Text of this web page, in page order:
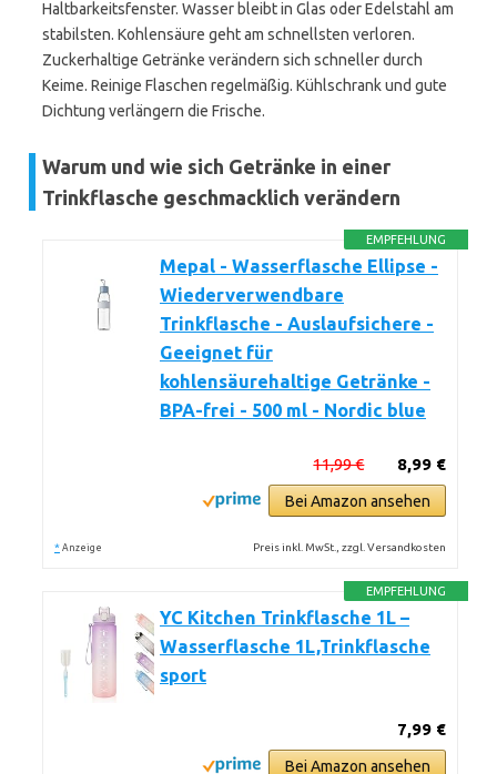
Haltbarkeitsfenster. Wasser bleibt in Glas oder Edelstahl am
stabilsten. Kohlensäure geht am schnellsten verloren.
Zuckerhaltige Getränke verändern sich schneller durch
Keime. Reinige Flaschen regelmäßig. Kühlschrank und gute
Dichtung verlängern die Frische.
Warum und wie sich Getränke in einer
Trinkflasche geschmacklich verändern
EMPFEHLUNG
Mepal - Wasserflasche Ellipse -
Wiederverwendbare
Trinkflasche - Auslaufsichere -
Geeignet für
kohlensäurehaltige Getränke -
BPA-frei - 500 ml - Nordic blue
8,99 €
11,99 €
Bei Amazon ansehen
* Anzeige Preis inkl. MwSt., zzgl. Versandkosten
EMPFEHLUNG
YC Kitchen Trinkflasche 1L –
Wasserflasche 1L,Trinkflasche
sport
7,99 €
Bei Amazon ansehen